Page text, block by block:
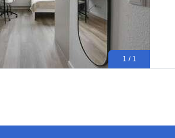
1 / 1